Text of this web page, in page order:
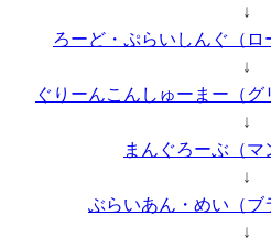
↓
ろーど・ぷらいしんぐ（ロ
↓
ぐりーんこんしゅーまー（グ
↓
まんぐろーぶ（マ
↓
ぶらいあん・めい（ブ
↓